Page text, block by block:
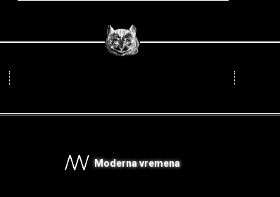
Moderna vremena